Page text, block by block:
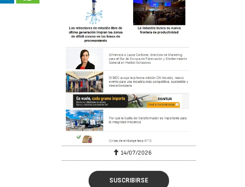
14/07/2026
SUSCRIBIRSE